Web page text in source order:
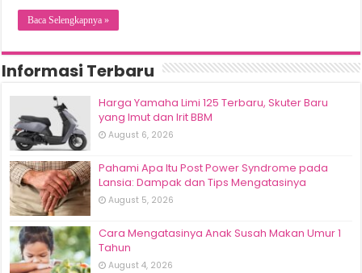
Baca Selengkapnya »
Informasi Terbaru
Harga Yamaha Limi 125 Terbaru, Skuter Baru
yang Imut dan Irit BBM
August 6, 2026
Pahami Apa Itu Post Power Syndrome pada
Lansia: Dampak dan Tips Mengatasinya
August 5, 2026
Cara Mengatasinya Anak Susah Makan Umur 1
Tahun
August 4, 2026